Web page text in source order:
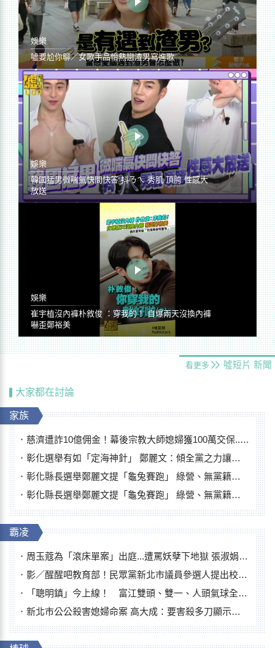
娛樂
噓要尬你聊／女歌手品怡熱戀渣男寫進歌
娛樂
韓國猛男微喘氣快問快答 抖ㄋㄟ 秀肌 頂胯 性感大
放送
娛樂
崔宇植沒內褲朴敘俊 ：穿我的！ 自爆兩天沒換內褲
嚇歪鄭裕美
看更多 噓短片 新聞
大家都在討論
家族
慈濟遭詐10億佣金！幕後宗教大師媳婦獲100萬交保...快步奔離不發一語
彰化選舉有如「定海神針」 鄭麗文：傾全黨之力讓彰化贏
彰化縣長選舉鄭麗文提「龜兔賽跑」 綠營、無黨籍忙否認是烏龜
彰化縣長選舉鄭麗文提「龜兔賽跑」 綠營、無黨籍忙否認是烏龜
霸凌
周玉蔻為「滾床單案」出庭...遭罵妖孽下地獄 張淑娟批：舌頭殺人有罪
影／醒醒吧教育部！民眾黨新北市議員參選人提出校園反毒防線升級政見
「聰明鎮」今上線！ 富江雙頭、雙一、人頭氣球全登場
新北市公公殺害媳婦命案 高大成：要害殺多刀顯示怨恨深